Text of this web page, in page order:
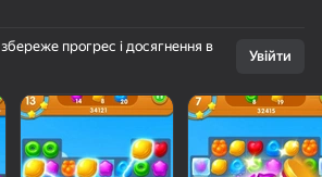
збереже прогрес і досягнення в
Увійти